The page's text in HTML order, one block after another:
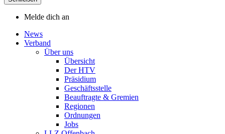
Melde dich an
News
Verband
Über uns
Übersicht
Der HTV
Präsidium
Geschäftsstelle
Beauftragte & Gremien
Regionen
Ordnungen
Jobs